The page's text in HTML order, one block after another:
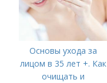
Основы ухода за
лицом в 35 лет +. Как
очищать и